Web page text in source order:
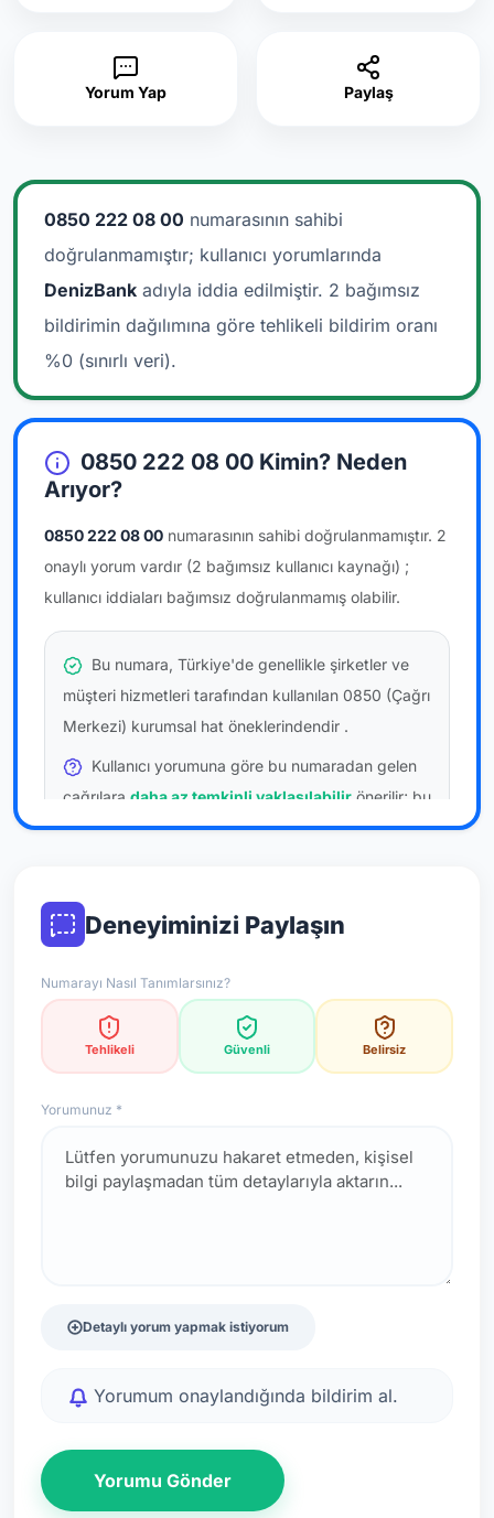
Yorum Yap Paylaş
0850 222 08 00 numarasının sahibi
doğrulanmamıştır; kullanıcı yorumlarında
DenizBank adıyla iddia edilmiştir. 2 bağımsız
bildirimin dağılımına göre tehlikeli bildirim oranı
%0 (sınırlı veri).
0850 222 08 00 Kimin? Neden
Arıyor?
0850 222 08 00 numarasının sahibi doğrulanmamıştır. 2
onaylı yorum vardır (2 bağımsız kullanıcı kaynağı) ;
kullanıcı iddiaları bağımsız doğrulanmamış olabilir.
Bu numara, Türkiye'de genellikle şirketler ve
müşteri hizmetleri tarafından kullanılan 0850 (Çağrı
Merkezi) kurumsal hat öneklerindendir .
Kullanıcı yorumuna göre bu numaradan gelen
çağrılara daha az temkinli yaklaşılabilir önerilir; bu
bir site hükmü değildir.
resmi doğrulama niteliği taşımaz.
güncellenir.
Deneyiminizi Paylaşın
Numarayı Nasıl Tanımlarsınız?
Tehlikeli Güvenli Belirsiz
Yorumunuz *
Detaylı yorum yapmak istiyorum
Yorumum onaylandığında bildirim al.
Yorumu Gönder